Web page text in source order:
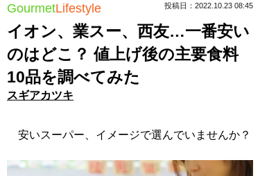
GourmetLifestyle 投稿日：2022.10.23 08:45
イオン、業スー、西友…一番安い
のはどこ？ 値上げ後の主要食料
10品を調べてみた
スギアカツキ
安いスーパー、イメージで選んでいませんか？